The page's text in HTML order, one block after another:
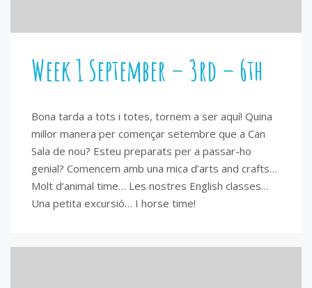
Week 1 September – 3rd – 6th
Bona tarda a tots i totes, tornem a ser aquí! Quina
millor manera per començar setembre que a Can
Sala de nou? Esteu preparats per a passar-ho
genial? Comencem amb una mica d’arts and crafts…
Molt d‘animal time… Les nostres English classes…
Una petita excursió… I horse time!